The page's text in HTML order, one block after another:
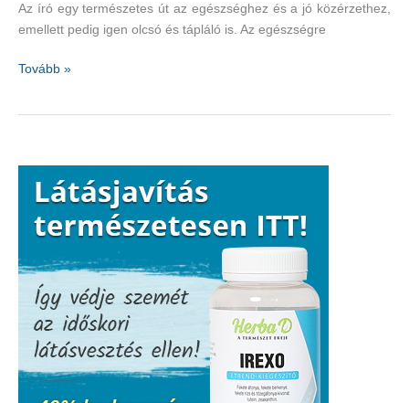
Az író egy természetes út az egészséghez és a jó közérzethez,
emellett pedig igen olcsó és tápláló is. Az egészségre
Természetes
Tovább »